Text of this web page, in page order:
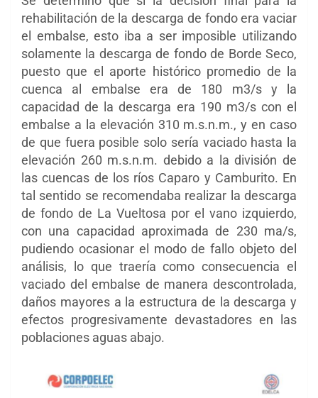
rehabilitación de la descarga de fondo era vaciar
el embalse, esto iba a ser imposible utilizando
solamente la descarga de fondo de Borde Seco,
puesto que el aporte histórico promedio de la
cuenca al embalse era de 180 m3/s y la
capacidad de la descarga era 190 m3/s con el
embalse a la elevación 310 m.s.n.m., y en caso
de que fuera posible solo sería vaciado hasta la
elevación 260 m.s.n.m. debido a la división de
las cuencas de los ríos Caparo y Camburito. En
tal sentido se recomendaba realizar la descarga
de fondo de La Vueltosa por el vano izquierdo,
con una capacidad aproximada de 230 ma/s,
pudiendo ocasionar el modo de fallo objeto del
análisis, lo que traería como consecuencia el
vaciado del embalse de manera descontrolada,
daños mayores a la estructura de la descarga y
efectos progresivamente devastadores en las
poblaciones aguas abajo.